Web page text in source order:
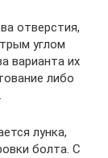
отверстия,
углом
варианта их
либо
лунка,
болта. С